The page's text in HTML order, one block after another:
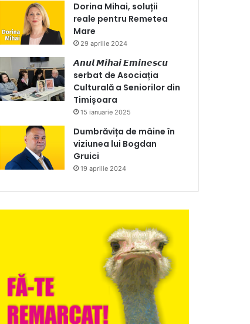
Dorina Mihai, soluții
reale pentru Remetea
Mare
29 aprilie 2024
𝘼𝙣𝙪𝙡 𝙈𝙞𝙝𝙖𝙞 𝙀𝙢𝙞𝙣𝙚𝙨𝙘𝙪
serbat de Asociația
Culturală a Seniorilor din
Timișoara
15 ianuarie 2025
Dumbrăvița de mâine în
viziunea lui Bogdan
Gruici
19 aprilie 2024